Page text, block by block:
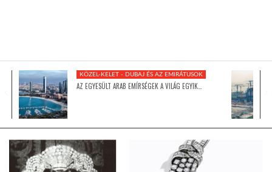
GLOBOTV BP
HÍR3D
KÖZEL-KELET - DUBAJ ÉS AZ EMIRÁTUSOK
AZ EGYESÜLT ARAB EMÍRSÉGEK A VILÁG EGYIK…